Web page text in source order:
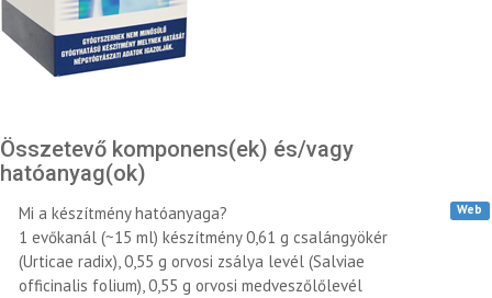
Összetevő komponens(ek) és/vagy
hatóanyag(ok)
Mi a készítmény hatóanyaga?
1 evőkanál (~15 ml) készítmény 0,61 g csalángyökér
(Urticae radix), 0,55 g orvosi zsálya levél (Salviae
officinalis folium), 0,55 g orvosi medveszőlőlevél
Web